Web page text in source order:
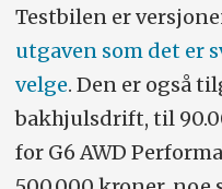
Testbilen er
utgaven som det er
velge. Den er også
bakhjulsdrift, til
for G6 AWD